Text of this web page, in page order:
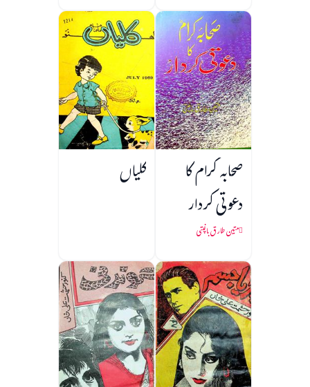
صحابہ کرام کا
دعوتی کردار
متین طارق باغپتی
کلیاں